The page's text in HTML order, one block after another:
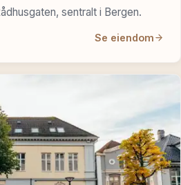
sentralt i Bergen.
Se eiendom